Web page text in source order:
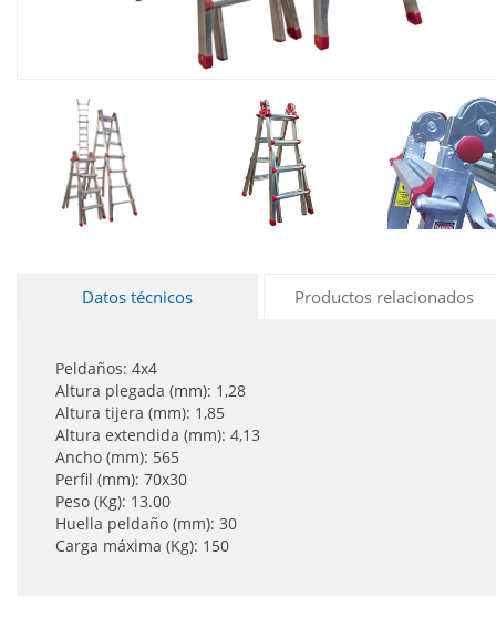
Datos técnicos Productos relacionados
Peldaños: 4x4
Altura plegada (mm): 1,28
Altura tijera (mm): 1,85
Altura extendida (mm): 4,13
Ancho (mm): 565
Perfil (mm): 70x30
Peso (Kg): 13.00
Huella peldaño (mm): 30
Carga máxima (Kg): 150